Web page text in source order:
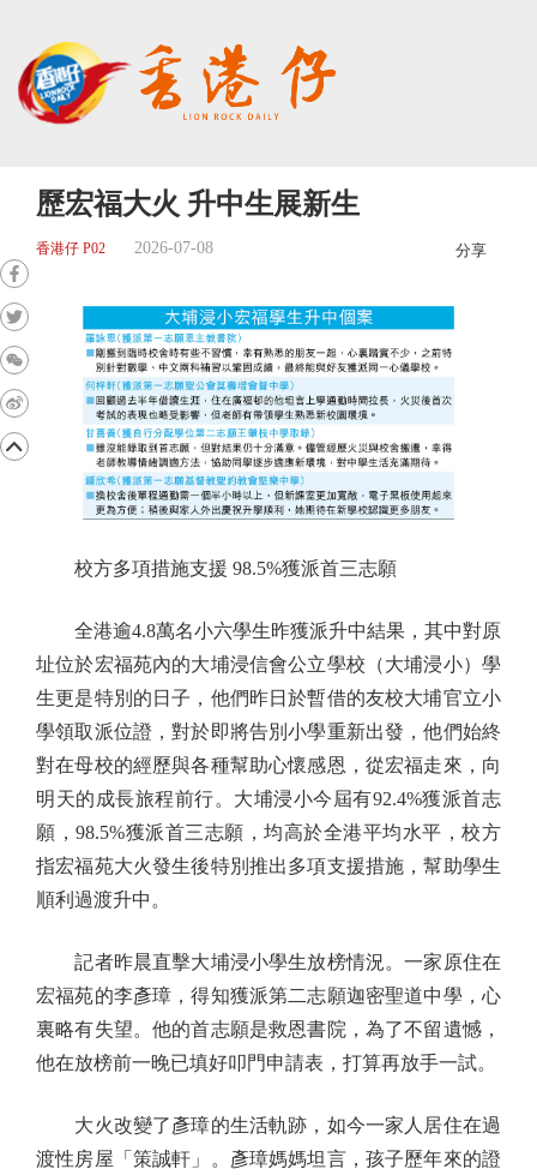
歷宏福大火 升中生展新生
香港仔 P02 2026-07-08 分享
校方多項措施支援 98.5%獲派首三志願
全港逾4.8萬名小六學生昨獲派升中結果，其中對原
址位於宏福苑內的大埔浸信會公立學校（大埔浸小）學
生更是特別的日子，他們昨日於暫借的友校大埔官立小
學領取派位證，對於即將告別小學重新出發，他們始終
對在母校的經歷與各種幫助心懷感恩，從宏福走來，向
明天的成長旅程前行。大埔浸小今屆有92.4%獲派首志
願，98.5%獲派首三志願，均高於全港平均水平，校方
指宏福苑大火發生後特別推出多項支援措施，幫助學生
順利過渡升中。
記者昨晨直擊大埔浸小學生放榜情況。一家原住在
宏福苑的李彥璋，得知獲派第二志願迦密聖道中學，心
裏略有失望。他的首志願是救恩書院，為了不留遺憾，
他在放榜前一晚已填好叩門申請表，打算再放手一試。
大火改變了彥璋的生活軌跡，如今一家人居住在過
渡性房屋「策誠軒」。彥璋媽媽坦言，孩子歷年來的證